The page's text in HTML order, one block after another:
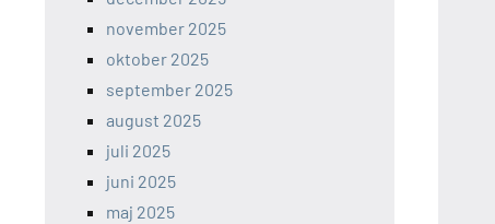
november 2025
oktober 2025
september 2025
august 2025
juli 2025
juni 2025
maj 2025